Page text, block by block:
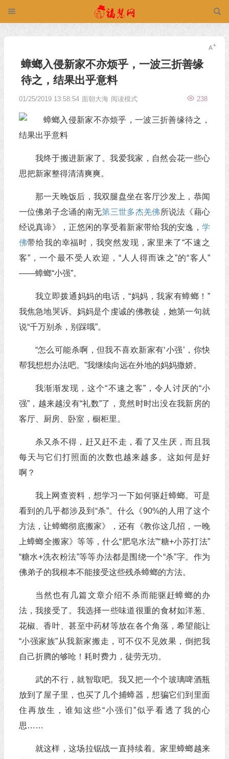
蟑螂入侵新家不亦烦乎，一波三折善缘
待之，结果出乎意料
01/25/2019 13:58:54 面朝大海 238
阅读模式
我终于搬进新家了。我爱我家，自然会花一些心
思把新家整得清清爽爽。
那一天晚饭后，我双腿盘坐在客厅沙发上，恭闻
一位佛弟子念诵的南无第三世多杰羌佛 所说法《藉心
经说真谛》，正悠闲的享受着新家带给我的安逸， 学
佛带给我的幸福时，我突然发现，家里来了“不速之
客”，一个最不受人欢迎，“人人得而诛之”的“客人”
——蟑螂“小强”。
我立即拨通妈妈的电话，“妈妈，我家有蟑螂！”
我焦急地哭诉。妈妈是个虔诚的佛教徒，她第一句就
说“千万别杀，别踩哦”。
“怎么可能杀啊，但我不喜欢新家有‘小强’，你快
帮我想想办法吧。”我继续向远在外地的妈妈撒娇。
我渐渐发现，这个“不速之客”，令人讨厌的“小
强”，越来越没有“礼数”了，竟然时时出没在我新房的
客厅、厨房、卧室，橱柜里。
杀又杀不得，赶又赶不走，看了又生厌，而且我
每天与它们打照面的次数也越来越多。这如何是好
啊？
我上网查资料，想学习一下如何驱赶蟑螂。可是
看到的几乎都涉及到“杀”。什么《90%的人用了这个
方法，让蟑螂彻底搬家》，还有《教你这几招，一晚
上蟑螂全搬家》等等，什么“肥皂水法”“糖+小苏打法”
“糖水+洗衣粉法”等等办法都是围绕一个“杀”字。作为
佛弟子的我根本不能接受这些残杀蟑螂的方法。
当然也有几篇文章介绍不杀而能驱赶蟑螂的办
法，我接受了。我选择一些味道很重的食材如洋葱、
花椒、香叶、甚至中药材等放在各个角落，希望能让
“小强家族”从我新家搬走，可不仅不见效果，倒把我
自己折腾的够呛！耗时费力，徒劳无功。
武的不行，就智取吧。我又把一个个玻璃啤酒瓶
放到了屋子里，也买了几个捕蟑器，想骗它们到里面
住再放生，谁知这些“小强们”似乎看透了我的心
思……
就这样，这场拉锯战一直持续着。家里蟑螂越来